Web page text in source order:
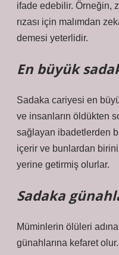
ifade edebilir. Örneğin,
rızası için malımdan
demesi yeterlidir.
En büyük
Sadaka cariyesi en
ve insanların öldükten
sağlayan ibadetlerden
içerir ve bunlardan
yerine getirmiş olurlar.
Sadaka
Müminlerin ölüleri
günahlarına kefaret olur.